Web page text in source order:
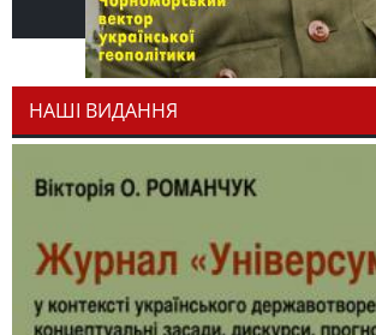
НАШІ ВИДАННЯ